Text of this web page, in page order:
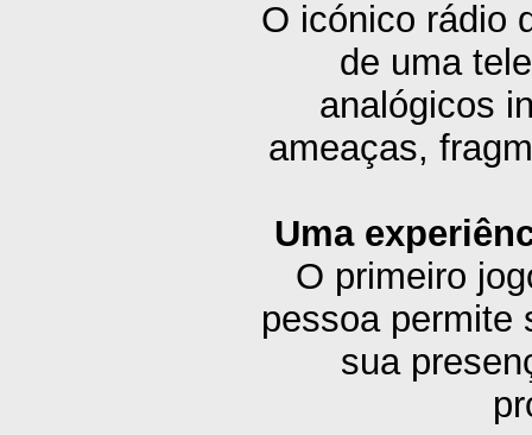
O icónico rádio
de uma
analógicos
ameaças,
Uma
O primeiro
pessoa permite
sua